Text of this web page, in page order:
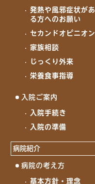
発熱や風邪症状があ
る方へのお願い
セカンドオピニオン
家族相談
じっくり外来
栄養食事指導
入院ご案内
入院手続き
入院の準備
病院紹介
病院の考え方
基本方針・理念